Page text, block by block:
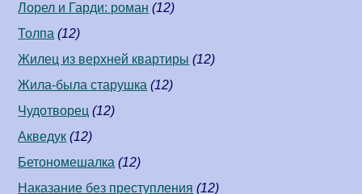
Лорел и Гарди: роман (12)
Толпа (12)
Жилец из верхней квартиры (12)
Жила-была старушка (12)
Чудотворец (12)
Акведук (12)
Бетономешалка (12)
Наказание без преступления (12)